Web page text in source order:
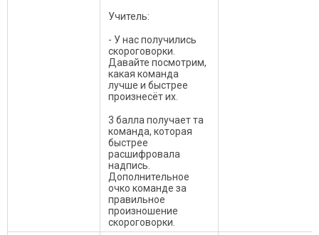
Учитель:
- У нас получились
скороговорки.
Давайте посмотрим,
какая команда
лучше и быстрее
произнесёт их.
3 балла получает та
команда, которая
быстрее
расшифровала
надпись.
Дополнительное
очко команде за
правильное
произношение
скороговорки.